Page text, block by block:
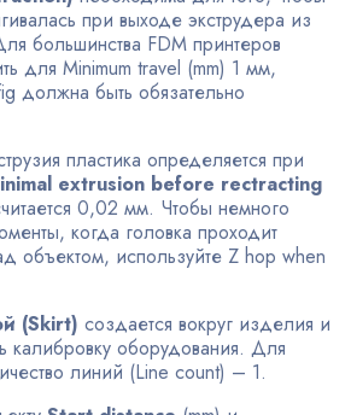
при выходе экструдера из
большинства FDM принтеров
для Minimum travel (mm) 1 мм,
должна быть обязательно
пластика определяется при
extrusion before rectracting
0,02 мм. Чтобы немного
когда головка проходит
объектом, используйте Z hop when
(Skirt) создается вокруг изделия и
калибровку оборудования. Для
линий (Line count) – 1.